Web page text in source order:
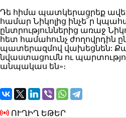
Դե հիմա պատկերացրեք
համար Նիկոլից ինչե՜ր
ընտրություններից առաջ
հետ համահունչ ժողովրդին
պատերազմով վախեցնեն:
նվաստացումն ու
անպակաս են»։
ՈՒՂԻՂ ԵԹԵՐ